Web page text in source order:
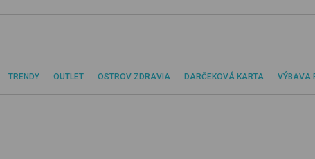
TRENDY OUTLET OSTROV ZDRAVIA DARČEKOVÁ KARTA VÝBAVA